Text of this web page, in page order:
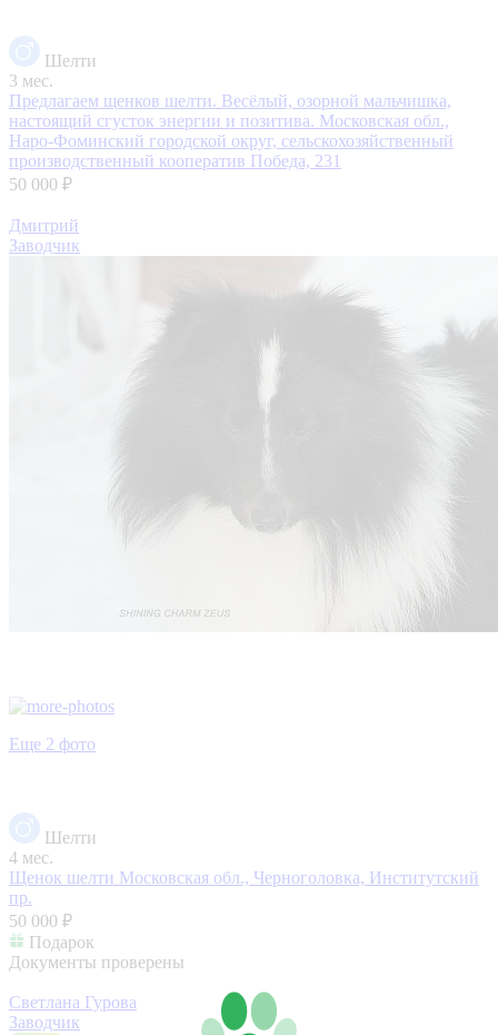
Шелти
3 мес.
Предлагаем щенков шелти. Весёлый, озорной мальчишка,
настоящий сгусток энергии и позитива. Московская обл.,
Наро-Фоминский городской округ, сельскохозяйственный
производственный кооператив Победа, 231
50 000 ₽
Дмитрий
Заводчик
Еще 2 фото
Шелти
4 мес.
Щенок шелти Московская обл., Черноголовка, Институтский
пр.
50 000 ₽
Подарок
Документы проверены
Светлана Гурова
Заводчик